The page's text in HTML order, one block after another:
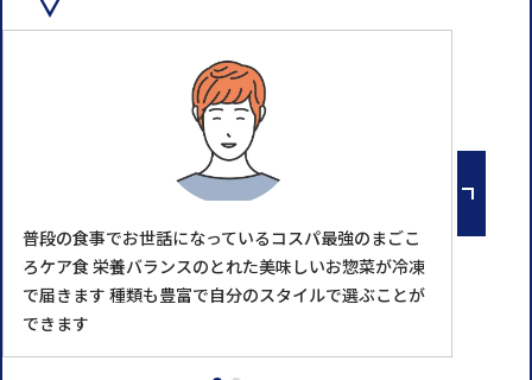
普段の食事でお世話になっているコスパ最強のまごこ
ろケア食 栄養バランスのとれた美味しいお惣菜が冷凍
で届きます 種類も豊富で自分のスタイルで選ぶことが
できます